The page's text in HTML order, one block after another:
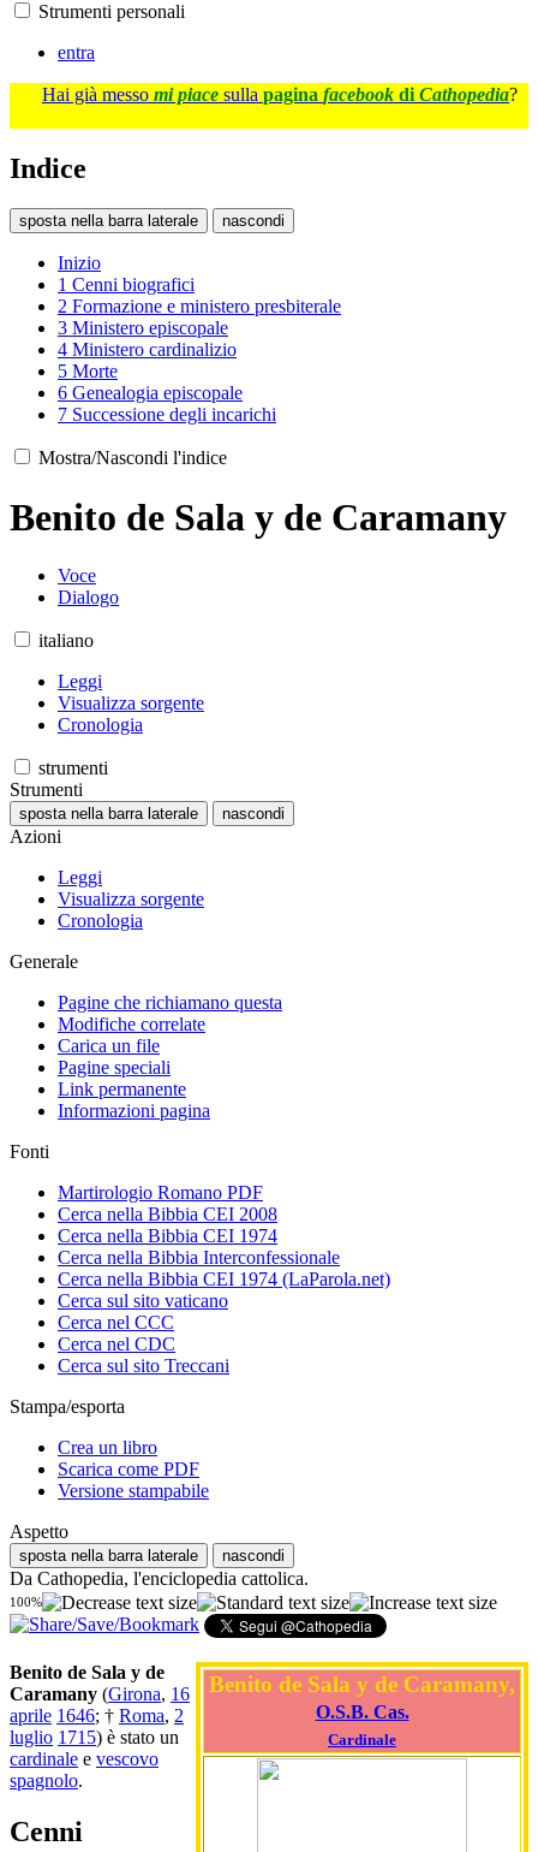
Strumenti personali
entra
Hai già messo mi piace sulla pagina facebook di Cathopedia?
Indice
sposta nella barra laterale nascondi
Inizio
1 Cenni biografici
2 Formazione e ministero presbiterale
3 Ministero episcopale
4 Ministero cardinalizio
5 Morte
6 Genealogia episcopale
7 Successione degli incarichi
Mostra/Nascondi l'indice
Benito de Sala y de Caramany
Voce
Dialogo
italiano
Leggi
Visualizza sorgente
Cronologia
strumenti
Strumenti
sposta nella barra laterale nascondi
Azioni
Leggi
Visualizza sorgente
Cronologia
Generale
Pagine che richiamano questa
Modifiche correlate
Carica un file
Pagine speciali
Link permanente
Informazioni pagina
Fonti
Martirologio Romano PDF
Cerca nella Bibbia CEI 2008
Cerca nella Bibbia CEI 1974
Cerca nella Bibbia Interconfessionale
Cerca nella Bibbia CEI 1974 (LaParola.net)
Cerca sul sito vaticano
Cerca nel CCC
Cerca nel CDC
Cerca sul sito Treccani
Stampa/esporta
Crea un libro
Scarica come PDF
Versione stampabile
Aspetto
sposta nella barra laterale nascondi
Da Cathopedia, l'enciclopedia cattolica.
100%
Benito de Sala y de Caramany,
O.S.B. Cas.
Cardinale
Benito de Sala y de
Caramany (Girona, 16
aprile 1646; † Roma, 2
luglio 1715) è stato un
cardinale e vescovo
spagnolo.
Cenni